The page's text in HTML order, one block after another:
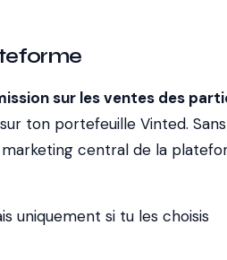
sur les ventes des
ton portefeuille Vinted. Sans
central de la
uniquement si tu les choisis